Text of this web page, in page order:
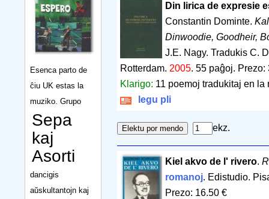
Esenca parto de
ĉiu UK estas la
muziko. Grupo
Sepa
kaj
Asorti
dancigis
aŭskultantojn kaj
Din lirica de expresie
Constantin Dominte.
Dinwoodie, Goodheir,
J.E. Nagy. Tradukis C.
Rotterdam. 2005. 55 paĝoj. Prezo:
Klarigo: 11 poemoj tradukitaj en
legu pli
ekz.
Kiel akvo de l' rivero.
romanoj. Edistudio.
Prezo: 16.50 €